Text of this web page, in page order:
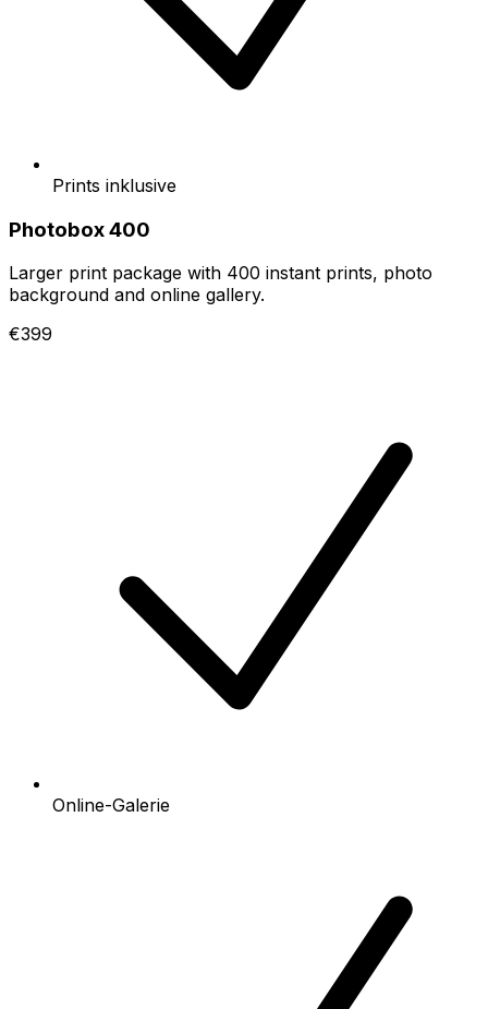
Prints inklusive
Photobox 400
Larger print package with 400 instant prints, photo
background and online gallery.
€399
Online-Galerie